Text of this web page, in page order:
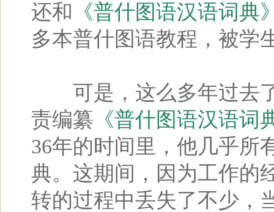
还和 《普什图语汉语词典
多本普什图语教程，被学
可是，这么多年过去了
责编纂 《普什图语汉语词
36年的时间里，他几乎所
典。这期间，因为工作的
转的过程中丢失了不少，